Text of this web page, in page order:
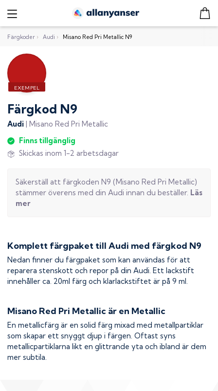
Färgkoder › Audi › Misano Red Pri Metallic N9
Färgkod N9
Audi | Misano Red Pri Metallic
Finns tillgänglig
Skickas inom 1-2 arbetsdagar
Säkerställ att färgkoden N9 (Misano Red Pri Metallic)
stämmer överens med din Audi innan du beställer. Läs
mer
Komplett färgpaket till Audi med färgkod N9
Nedan finner du färgpaket som kan användas för att
reparera stenskott och repor på din Audi. Ett lackstift
innehåller ca. 20ml färg och klarlackstiftet är på 9 ml.
Misano Red Pri Metallic är en Metallic
En metallicfärg är en solid färg mixad med metallpartiklar
som skapar ett snyggt djup i färgen. Oftast syns
metallicpartiklarna likt en glittrande yta och ibland är dem
mer subtila.